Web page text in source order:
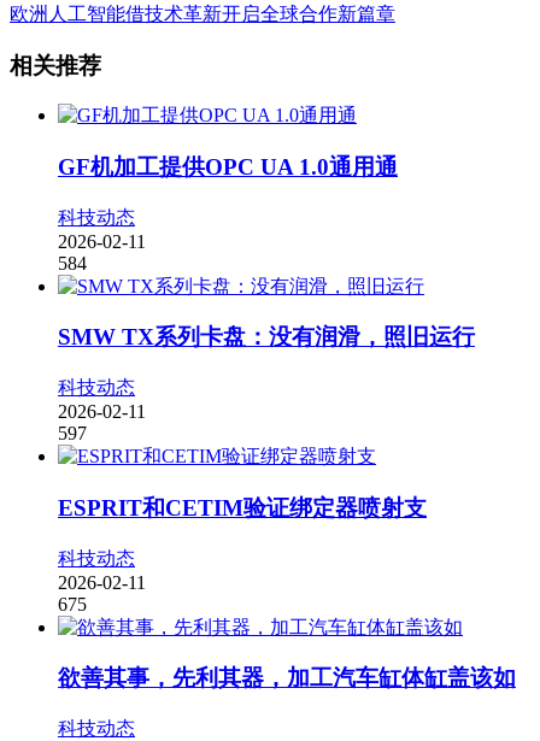
欧洲人工智能借技术革新开启全球合作新篇章
相关推荐
GF机加工提供OPC UA 1.0通用通
科技动态
2026-02-11
584
SMW TX系列卡盘：没有润滑，照旧运行
科技动态
2026-02-11
597
ESPRIT和CETIM验证绑定器喷射支
科技动态
2026-02-11
675
欲善其事，先利其器，加工汽车缸体缸盖该如
科技动态